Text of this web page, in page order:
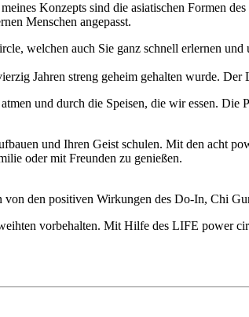
Konzepts sind die asiatischen Formen
Menschen angepasst.
welchen auch Sie ganz schnell erlernen
Jahren streng geheim gehalten wurde.
und durch die Speisen, die wir essen.
und Ihren Geist schulen. Mit den acht
oder mit Freunden zu genießen.
den positiven Wirkungen des Do-In, Chi
vorbehalten. Mit Hilfe des LIFE power